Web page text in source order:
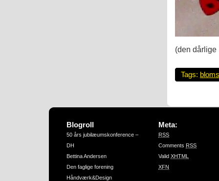
(den
Tags:
Blogroll
50 års jubilæumskonference –
DH
Bettina Andersen
Den faglige forening
Håndværk&Design
Meta:
RSS
Comments RSS
Valid XHTML
XFN